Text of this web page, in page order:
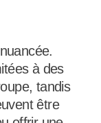
à des
tandis
être